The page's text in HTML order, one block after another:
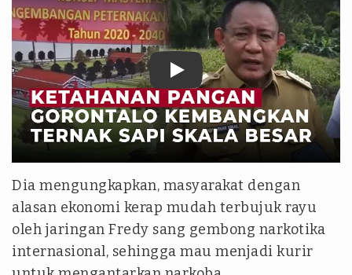
Dia mengungkapkan, masyarakat dengan
alasan ekonomi kerap mudah terbujuk rayu
oleh jaringan Fredy sang gembong narkotika
internasional, sehingga mau menjadi kurir